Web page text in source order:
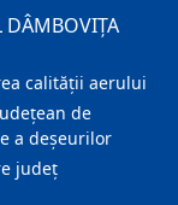
DÂMBOVIȚA
calității aerului
de
a deșeurilor
judeţ